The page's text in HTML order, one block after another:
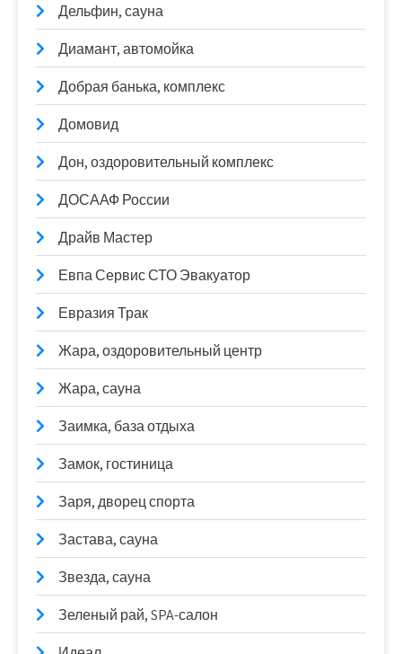
Дельфин, сауна
Диамант, автомойка
Добрая банька, комплекс
Домовид
Дон, оздоровительный комплекс
ДОСААФ России
Драйв Мастер
Евпа Сервис СТО Эвакуатор
Евразия Трак
Жара, оздоровительный центр
Жара, сауна
Заимка, база отдыха
Замок, гостиница
Заря, дворец спорта
Застава, сауна
Звезда, сауна
Зеленый рай, SPA-салон